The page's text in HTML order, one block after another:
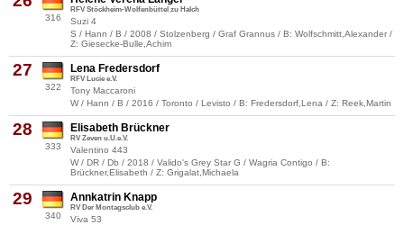
316
RFV Stöckheim-Wolfenbüttel zu Halch
Suzi 4
S / Hann / B / 2008 / Stolzenberg / Graf Grannus / B: Wolfschmitt,Alexander /
Z: Giesecke-Bulle,Achim
27
322
Lena Fredersdorf
RFV Lucie e.V.
Tony Maccaroni
W / Hann / B / 2016 / Toronto / Levisto / B: Fredersdorf,Lena / Z: Reek,Martin
28
333
Elisabeth Brückner
RV Zeven u.U.e.V.
Valentino 443
W / DR / Db / 2018 / Valido's Grey Star G / Wagria Contigo / B:
Brückner,Elisabeth / Z: Grigalat,Michaela
29
340
Annkatrin Knapp
RV Der Montagsclub e.V.
Viva 53